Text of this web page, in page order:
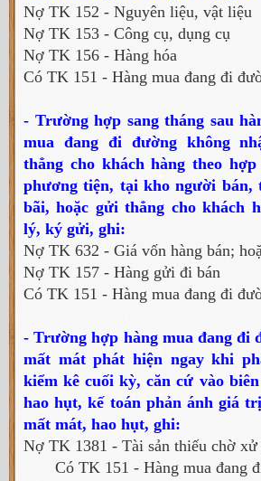
Nợ TK 152 - Nguyên liệu, vật liệu
Nợ TK 153 - Công cụ, dụng cụ
Nợ TK 156 - Hàng hóa
Có TK 151 - Hàng mua đang đi
- Trường hợp sang tháng sau
mua đang đi đường không
thẳng cho khách hàng theo
phương tiện, tại kho người bán,
bãi, hoặc gửi thẳng cho khách
lý, ký gửi, ghi:
Nợ TK 632 - Giá vốn hàng bán;
Nợ TK 157 - Hàng gửi đi bán
Có TK 151 - Hàng mua đang đi
- Trường hợp hàng mua đang đi
mất mát phát hiện ngay khi
kiểm kê cuối kỳ, căn cứ vào
hao hụt, kế toán phản ánh giá
mất mát, hao hụt, ghi:
Nợ TK 1381 - Tài sản thiếu chờ
Có TK 151 - Hàng mua đang